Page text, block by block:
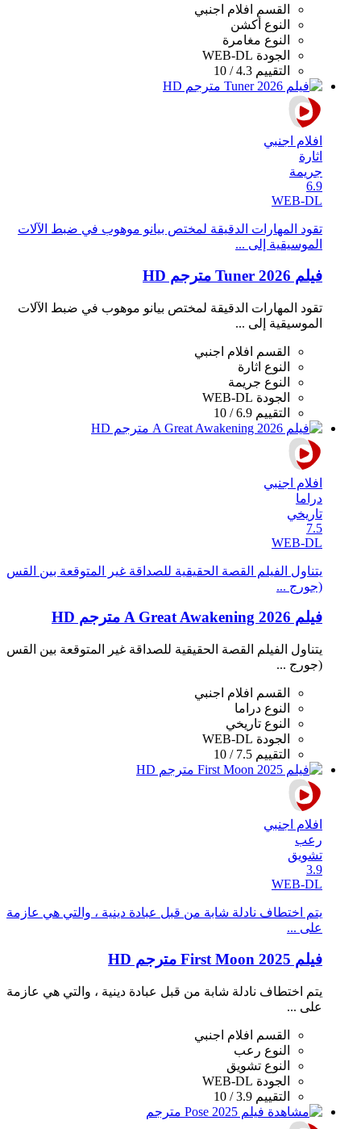
القسم
افلام اجنبي
النوع أكشن
النوع مغامرة
الجودة WEB-DL
التقييم 4.3 / 10
افلام اجنبي
اثارة
جريمة
6.9
WEB-DL
تقود المهارات الدقيقة لمختص بيانو موهوب في ضبط الآلات
الموسيقية إلى ...
فيلم Tuner 2026 مترجم HD
تقود المهارات الدقيقة لمختص بيانو موهوب في ضبط الآلات
الموسيقية إلى ...
القسم
افلام اجنبي
النوع اثارة
النوع جريمة
الجودة WEB-DL
التقييم 6.9 / 10
افلام اجنبي
دراما
تاريخي
7.5
WEB-DL
يتناول الفيلم القصة الحقيقية للصداقة غير المتوقعة بين القس
(جورج ...
فيلم A Great Awakening 2026 مترجم HD
يتناول الفيلم القصة الحقيقية للصداقة غير المتوقعة بين القس
(جورج ...
القسم
افلام اجنبي
النوع دراما
النوع تاريخي
الجودة WEB-DL
التقييم 7.5 / 10
افلام اجنبي
رعب
تشويق
3.9
WEB-DL
يتم اختطاف نادلة شابة من قبل عبادة دينية ، والتي هي عازمة
على ...
فيلم First Moon 2025 مترجم HD
يتم اختطاف نادلة شابة من قبل عبادة دينية ، والتي هي عازمة
على ...
القسم
افلام اجنبي
النوع رعب
النوع تشويق
الجودة WEB-DL
التقييم 3.9 / 10